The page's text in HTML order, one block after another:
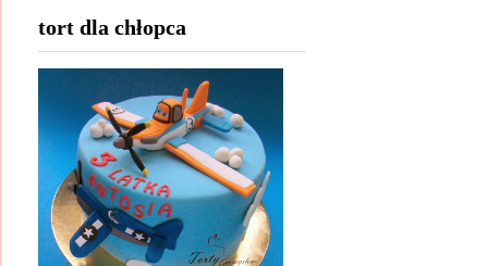
tort dla chłopca